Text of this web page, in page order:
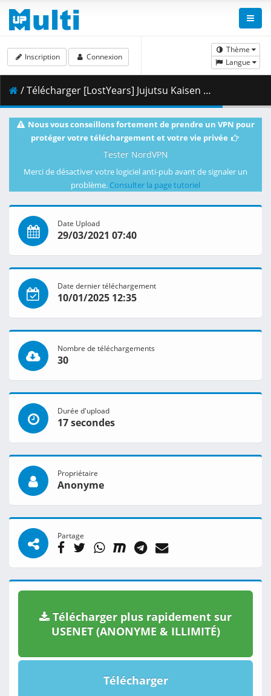
Thème
Langue
Inscription Connexion
/ Télécharger [LostYears] Jujutsu Kaisen - 02 (WEB 1080p x264 10-bit AAC) [6D291E6F].mkv.001 ( 423.67 MB )
Nous vous conseillons fortement de prendre un VPN pour
protéger votre téléchargement et votre vie privée
Tester NordVPN
Merci de désactiver votre logiciel anti-pub avant de signaler un
problème. Consulter la page tutoriel
Date Upload
29/03/2021 07:40
Date dernier téléchargement
10/01/2025 12:35
Nombre de téléchargements
30
Durée d'upload
17 secondes
Propriétaire
Anonyme
Partage
Télécharger plus rapidement sur
USENET (ANONYME & ILLIMITÉ)
Télécharger